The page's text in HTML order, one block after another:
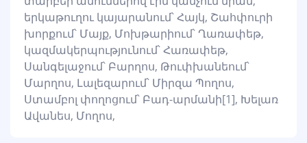
երկաթուղու կայարանում՝ Հայկ, Շահփուրի
խորքում՝ Մայք, Մոխթարիում՝ Ղառափեթ,
կազմակերպությունում՝ Հառափեթ,
Սանգելաջում՝ Բարղոս, Թուփխանեում՝
Մարղոս, Լալեզարում՝ Միրզա Պողոս,
Ստամբոլ փողոցում՝ Բադ-արմանի[1], Խելառ
Ավանես, Մողոս,